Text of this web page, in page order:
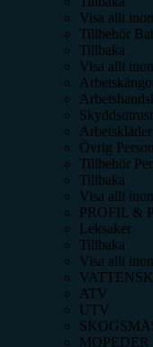
Visa allt
Tillbehör
Tillbaka
Visa allt
Arbetskläder
Övrig
Tillbehör
Tillbaka
Visa allt
PROFIL &
Leksaker
Tillbaka
Visa allt
ATV
UTV
MOPEDER